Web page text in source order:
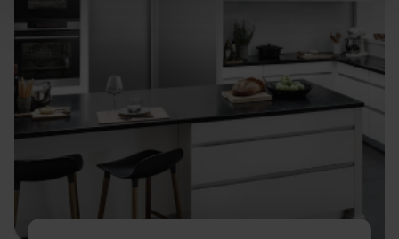
Produktbilde KF 481864
Last ned
Hent alt (5) Hent utvalgt